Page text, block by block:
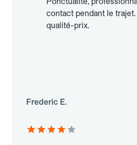
contact pendant le
qualité-prix.
Frederic E.